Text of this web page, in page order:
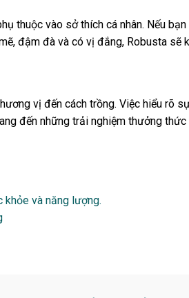
thuộc vào sở thích cá nhân. Nếu
đậm đà và có vị đắng, Robusta sẽ
vị đến cách trồng. Việc hiểu rõ
đến những trải nghiệm thưởng
và năng lượng.